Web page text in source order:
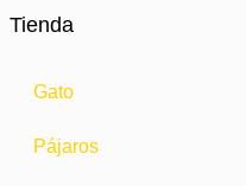
Tienda
Gato
Pájaros